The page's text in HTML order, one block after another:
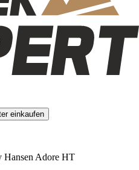
einkaufen
Hansen Adore HT